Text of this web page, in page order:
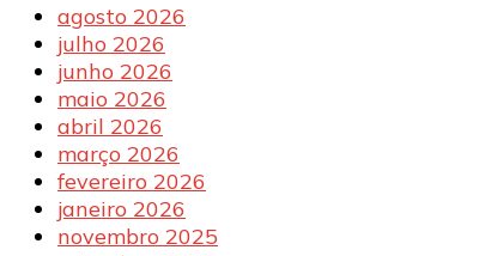
agosto 2026
julho 2026
junho 2026
maio 2026
abril 2026
março 2026
fevereiro 2026
janeiro 2026
novembro 2025